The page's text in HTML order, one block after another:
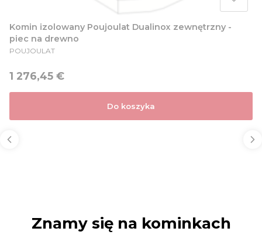
Komin izolowany Poujoulat Dualinox zewnętrzny -
piec na drewno
PRODUCENT
POUJOULAT
Cena
1 276,45 €
Do koszyka
Znamy się na kominkach